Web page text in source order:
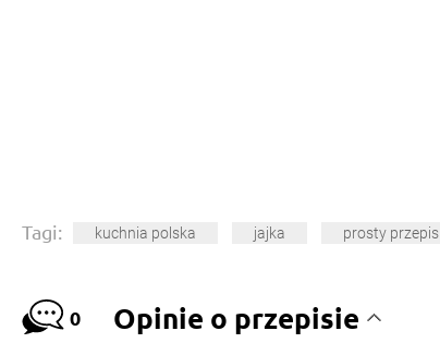
Tagi: kuchnia polska jajka prosty przepis
0 Opinie o przepisie